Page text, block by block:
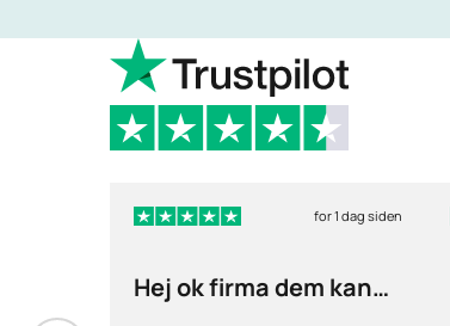
for 1 dag siden
Hej ok firma dem kan